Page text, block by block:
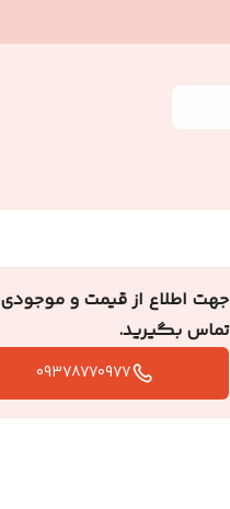
جهت اطلاع از قیمت و موجودی
تماس بگیرید.
09378770977